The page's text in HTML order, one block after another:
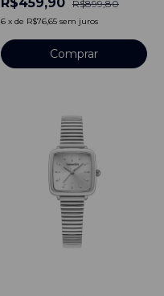
R$899,80
6 x de R$76,65 sem juros